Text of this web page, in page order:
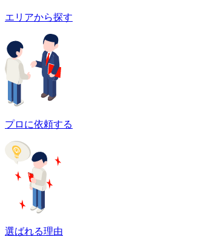
エリアから探す
プロに依頼する
選ばれる理由